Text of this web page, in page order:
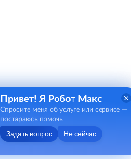
Привет! Я Робот Макс
Спросите меня об услуге или сервисе —
постараюсь помочь
Задать вопрос Не сейчас